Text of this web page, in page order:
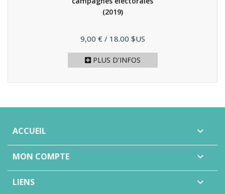
(2019)
Prix
9,00 € / 18.00 $US
PLUS D'INFOS
ACCUEIL 
MON COMPTE 
LIENS 